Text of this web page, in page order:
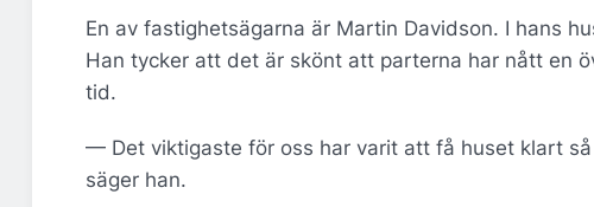
En av fastighetsägarna är Martin Davidson. I hans
Han tycker att det är skönt att parterna har nått en
tid.
— Det viktigaste för oss har varit att få huset klart
säger han.